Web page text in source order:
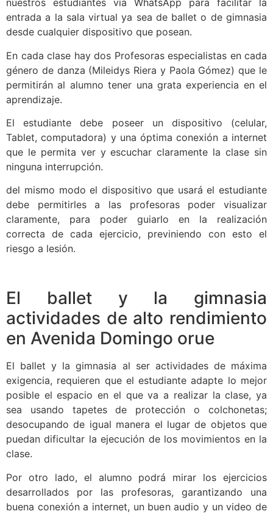
nuestros estudiantes vía WhatsApp para facilitar la
entrada a la sala virtual ya sea de ballet o de gimnasia
desde cualquier dispositivo que posean.
En cada clase hay dos Profesoras especialistas en cada
género de danza (Mileidys Riera y Paola Gómez) que le
permitirán al alumno tener una grata experiencia en el
aprendizaje.
El estudiante debe poseer un dispositivo (celular,
Tablet, computadora) y una óptima conexión a internet
que le permita ver y escuchar claramente la clase sin
ninguna interrupción.
del mismo modo el dispositivo que usará el estudiante
debe permitirles a las profesoras poder visualizar
claramente, para poder guiarlo en la realización
correcta de cada ejercicio, previniendo con esto el
riesgo a lesión.
El ballet y la gimnasia
actividades de alto rendimiento
en Avenida Domingo orue
El ballet y la gimnasia al ser actividades de máxima
exigencia, requieren que el estudiante adapte lo mejor
posible el espacio en el que va a realizar la clase, ya
sea usando tapetes de protección o colchonetas;
desocupando de igual manera el lugar de objetos que
puedan dificultar la ejecución de los movimientos en la
clase.
Por otro lado, el alumno podrá mirar los ejercicios
desarrollados por las profesoras, garantizando una
buena conexión a internet, un buen audio y un video de